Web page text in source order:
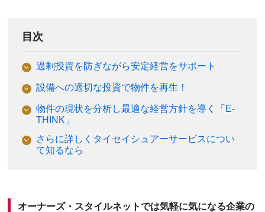
目次
過剰投資を防ぎながら安定経営をサポート
設備への適切な投資で物件を再生！
物件の現状を分析し最適な経営方針を導く「E-
THINK」
さらに詳しくタイセイシュアーサービスについ
て知るなら
オーナーズ・スタイルネットでは気軽に気になる企業の